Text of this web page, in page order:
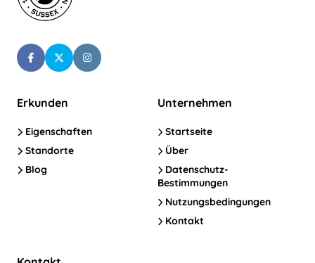
Erkunden
Eigenschaften
Standorte
Blog
Unternehmen
Startseite
Über
Datenschutz-
Bestimmungen
Nutzungsbedingungen
Kontakt